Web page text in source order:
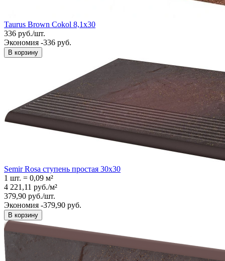
Taurus Brown Cokol 8,1x30
336 руб./шт.
Экономия -336 руб.
В корзину
Semir Rosa ступень простая 30x30
1 шт. = 0,09 м²
4 221,11 руб./м²
379,90 руб./шт.
Экономия -379,90 руб.
В корзину